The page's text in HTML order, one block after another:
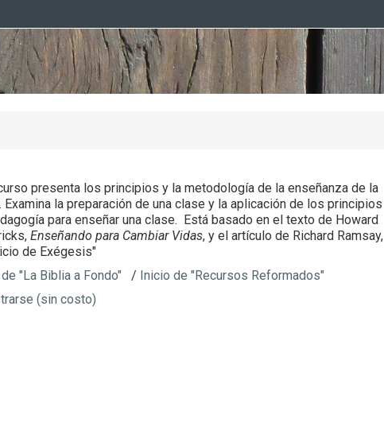
presenta los principios y la metodología de la enseñanza de la
Examina la preparación de una clase y la aplicación de los principios
para enseñar una clase. Está basado en el texto de Howard
Enseñando para Cambiar Vidas, y el artículo de Richard Ramsay,
de Exégesis"
"La Biblia a Fondo" / Inicio de "Recursos Reformados"
(sin costo)